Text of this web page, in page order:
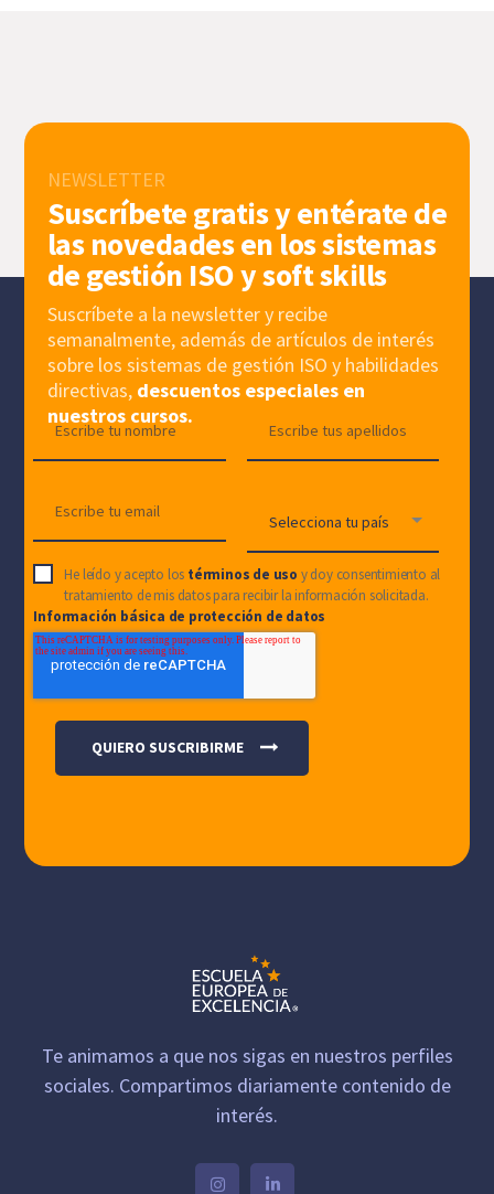
NEWSLETTER
Suscríbete gratis y entérate de
las novedades en los sistemas
de gestión ISO y soft skills
Suscríbete a la newsletter y recibe
semanalmente, además de artículos de interés
sobre los sistemas de gestión ISO y habilidades
directivas, descuentos especiales en
nuestros cursos.
He leído y acepto los términos de uso y doy consentimiento al
tratamiento de mis datos para recibir la información solicitada.
Información básica de protección de datos
Te animamos a que nos sigas en nuestros perfiles
sociales. Compartimos diariamente contenido de
interés.